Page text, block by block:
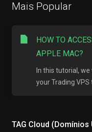
TAG Cloud (Domínios
Mais Popular
HOW TO
APPLE MAC?
In this tutorial,
your Trading VPS